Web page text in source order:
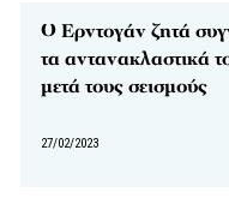
Ο Ερντογάν ζητά
τα αντανακλαστικά
μετά τους σεισμούς
27/02/2023